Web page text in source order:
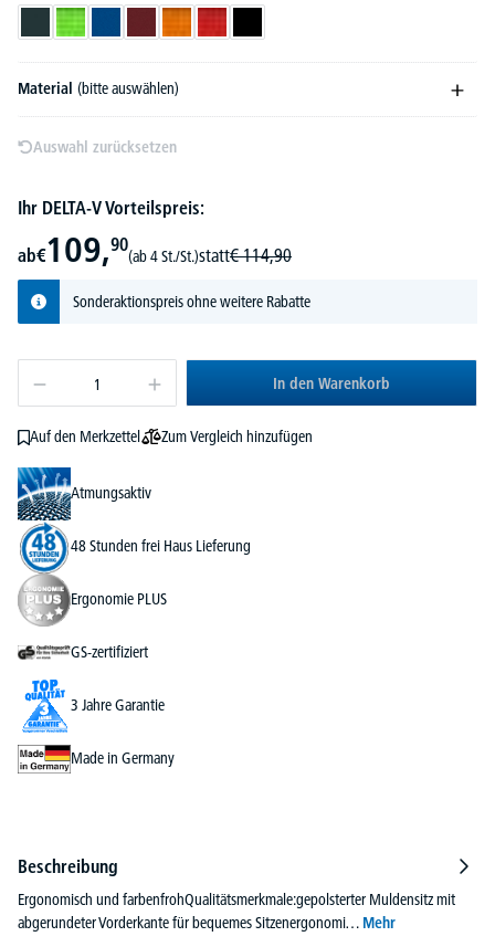
AnthrazitApfelgrün
Material (bitte auswählen)
Auswahl zurücksetzen
Ihr DELTA-V Vorteilspreis:
ab€109,90
(ab 4 St./St.)statt€ 114,90
Sonderaktionspreis ohne weitere Rabatte
In den Warenkorb
Auf den Merkzettel Zum Vergleich hinzufügen
Atmungsaktiv
48 Stunden frei Haus Lieferung
Ergonomie PLUS
GS-zertifiziert
3 Jahre Garantie
Made in Germany
Beschreibung
Ergonomisch und farbenfrohQualitätsmerkmale:gepolsterter Muldensitz mit
abgerundeter Vorderkante für bequemes Sitzenergonomi… Mehr